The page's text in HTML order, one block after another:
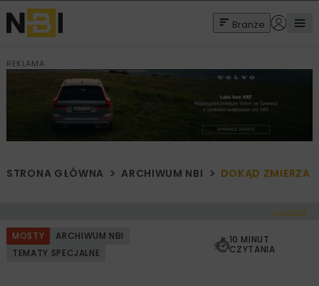
Branże
REKLAMA
STRONA GŁÓWNA ARCHIWUM NBI DOKĄD ZMIERZA
< Cofnij
MOSTY
ARCHIWUM NBI
TEMATY SPECJALNE
10 MINUT
CZYTANIA